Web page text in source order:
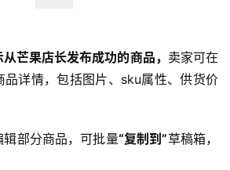
芒果店长发布成功的商品， 卖家可在
品详情，包括图片、sku属性、供货价
部分商品，可批量“复制到”草稿箱，